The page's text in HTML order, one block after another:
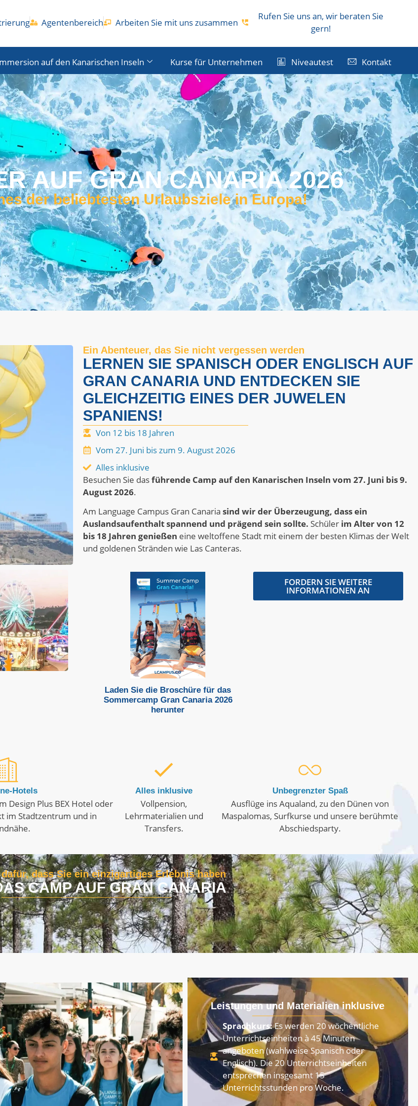
Agentenbereich Arbeiten Sie mit uns zusammen
Rufen Sie uns an, wir beraten Sie
gern!
auf den Kanarischen Inseln Kurse für Unternehmen Niveautest Kontakt
AUF GRAN CANARIA 2026
der beliebtesten Urlaubsziele in Europa!
Ein Abenteuer, das Sie nicht vergessen werden
LERNEN SIE SPANISCH ODER ENGLISCH AUF
GRAN CANARIA UND ENTDECKEN SIE
GLEICHZEITIG EINES DER JUWELEN
SPANIENS!
Von 12 bis 18 Jahren
Vom 27. Juni bis zum 9. August 2026
Alles inklusive
Besuchen Sie dasführende Camp auf den Kanarischen Inseln vom27. Juni bis 9.
August 2026.
Am Language Campus Gran Canariasind wir der Überzeugung, dass ein
Auslandsaufenthalt spannend und prägend sein sollte. Schüler im Altervon 12
bis 18 Jahren genießen eine weltoffene Stadt mit einem der besten Klimas der Welt
und goldenen Stränden wie Las Canteras.
FORDERN SIE WEITERE
INFORMATIONEN AN
Laden Sie die Broschüre für das
Sommercamp Gran Canaria 2026
herunter
Hotels
Design Plus BEX Hotel oder
im Stadtzentrum und in
Alles inklusive
Vollpension,
Lehrmaterialien und
Transfers.
Unbegrenzter Spaß
Ausflüge ins Aqualand, zu den Dünen von
Maspalomas, Surfkurse und unsere berühmte
Abschiedsparty.
dass Sie ein einzigartiges Erlebnis haben
CAMP AUF GRAN CANARIA
Leistungen und Materialien inklusive
Sprachkurs:Es werden 20 wöchentliche
Unterrichtseinheiten à 45 Minuten
angeboten (wahlweise Spanisch oder
Englisch). Die 20 Unterrichtseinheiten
entsprechen insgesamt 15
Unterrichtsstunden pro Woche.